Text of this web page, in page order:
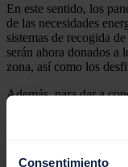
Consentimiento
En este sentido, los
de las necesidades
sistemas de recogida
serán ahora donados a
zona, así como los
Además, para dar a
visita guiada a